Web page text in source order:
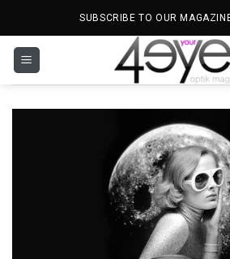
SUBSCRIBE TO OUR